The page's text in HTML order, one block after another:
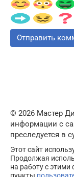
© 2026 Мастер
информации с
преследуется в
Этот сайт
Продолжая
на работу с